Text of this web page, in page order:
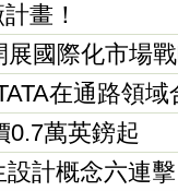
畫！
國際化市場
在通路領域
0.7萬英鎊起
計概念六連